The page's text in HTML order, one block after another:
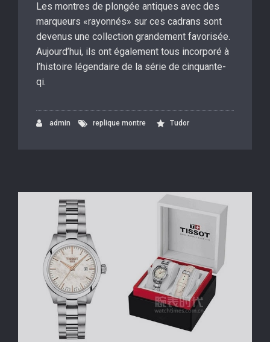
Les montres de plongée antiques avec des
marqueurs «rayonnés» sur ces cadrans sont
devenus une collection grandement favorisée.
Aujourd’hui, ils ont également tous incorporé à
l’histoire légendaire de la série de cinquante-
qi.
admin replique montre Tudor